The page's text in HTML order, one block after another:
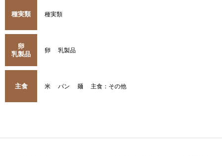
種実類 種実類
卵
乳製品
卵 乳製品
主食 米 パン 麺 主食：その他